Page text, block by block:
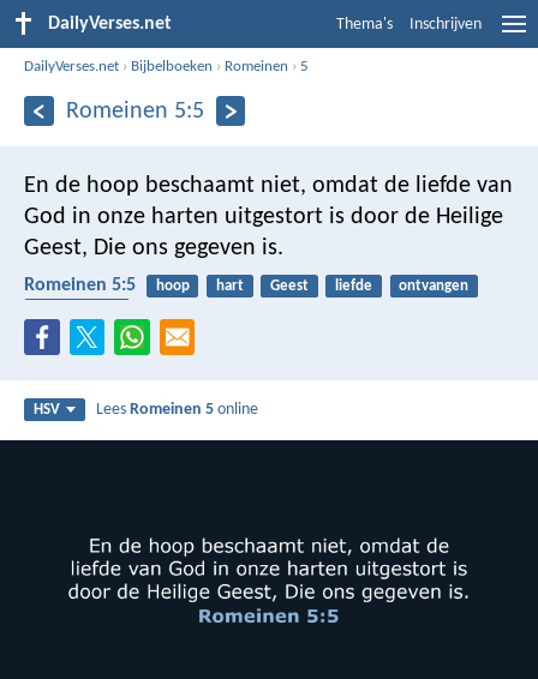
DailyVerses.net Thema's Inschrijven
DailyVerses.net › Bijbelboeken › Romeinen ›5
Romeinen 5:5
En de hoop beschaamt niet, omdat de liefde van
God in onze harten uitgestort is door de Heilige
Geest, Die ons gegeven is.
Romeinen 5:5 hoop hart Geest liefde
ontvangen
HSV LeesRomeinen 5 online